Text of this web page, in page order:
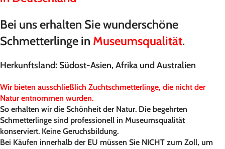
Bei uns erhalten Sie wunderschöne
Schmetterlinge in Museumsqualität.
Herkunftsland: Südost-Asien, Afrika und Australien
Wir bieten ausschließlich Zuchtschmetterlinge, die nicht der
Natur entnommen wurden.
So erhalten wir die Schönheit der Natur. Die begehrten
Schmetterlinge sind professionell in Museumsqualität
konserviert. Keine Geruchsbildung.
Bei Käufen innerhalb der EU müssen Sie NICHT zum Zoll, um